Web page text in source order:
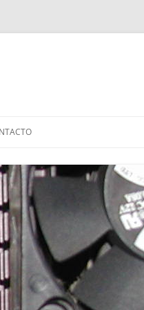
EN BURKINA
ETSINF 2021
MORATO –
RAEE
SOLVENTAR PROBLEMAS CON EL
BOOT